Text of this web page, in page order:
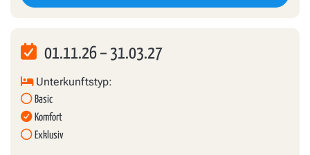
01.11.26 – 31.03.27
Unterkunftstyp:
Basic
Komfort
Exklusiv